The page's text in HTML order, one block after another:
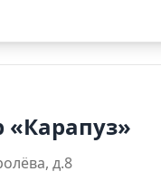
«Карапуз»
, ул. Королёва, д.8